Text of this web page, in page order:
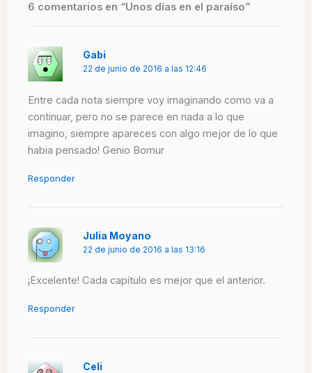
6 comentarios en “Unos días en el paraíso”
Gabi
22 de junio de 2016 a las 12:46
Entre cada nota siempre voy imaginando como va a
continuar, pero no se parece en nada a lo que
imagino, siempre apareces con algo mejor de lo que
habia pensado! Genio Bomur
Responder
Julia Moyano
22 de junio de 2016 a las 13:16
¡Excelente! Cada capítulo es mejor que el anterior.
Responder
Celi